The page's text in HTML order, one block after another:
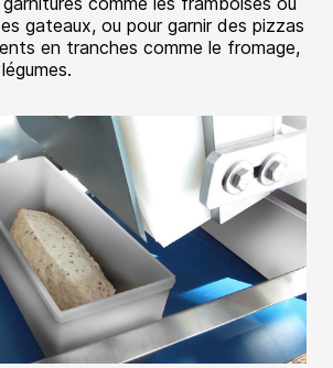
gateaux, ou pour garnir des pizzas
en tranches comme le fromage,